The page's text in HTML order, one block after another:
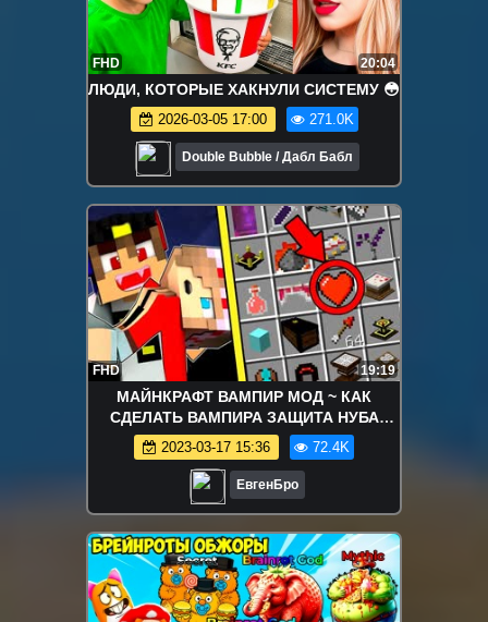
FHD 20:04
ЛЮДИ, КОТОРЫЕ ХАКНУЛИ СИСТЕМУ 😳
2026-03-05 17:00 271.0K
Double Bubble / Дабл Бабл
FHD 19:19
МАЙНКРАФТ ВАМПИР МОД ~ КАК
СДЕЛАТЬ ВАМПИРА ЗАЩИТА НУБА
ЗОМБИ АПОКАЛИПСИС ОБЗОР МОДА -
MINECRAFT MODS
2023-03-17 15:36 72.4K
ЕвгенБро